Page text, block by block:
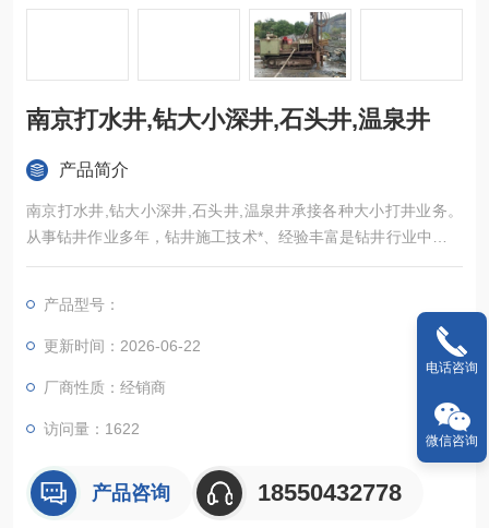
南京打水井,钻大小深井,石头井,温泉井
产品简介
南京打水井,钻大小深井,石头井,温泉井承接各种大小打井业务。
从事钻井作业多年，钻井施工技术*、经验丰富是钻井行业中一家
正规、专业、诚信的榜样钻井
产品型号：
更新时间：2026-06-22
厂商性质：经销商
访问量：1622
产品咨询 18550432778
电话咨询
微信咨询